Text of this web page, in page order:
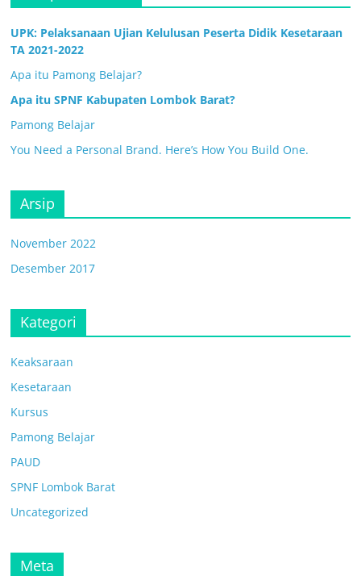
UPK: Pelaksanaan Ujian Kelulusan Peserta Didik Kesetaraan
TA 2021-2022
Apa itu Pamong Belajar?
Apa itu SPNF Kabupaten Lombok Barat?
Pamong Belajar
You Need a Personal Brand. Here’s How You Build One.
Arsip
November 2022
Desember 2017
Kategori
Keaksaraan
Kesetaraan
Kursus
Pamong Belajar
PAUD
SPNF Lombok Barat
Uncategorized
Meta